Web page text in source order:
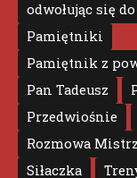
odwołując się
Pamiętniki
Pamiętnik z
Pan Tadeusz
Przedwiośnie
Rozmowa
Siłaczka